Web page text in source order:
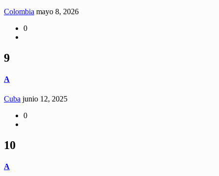
Colombia mayo 8, 2026
0
9
A
Cuba junio 12, 2025
0
10
A